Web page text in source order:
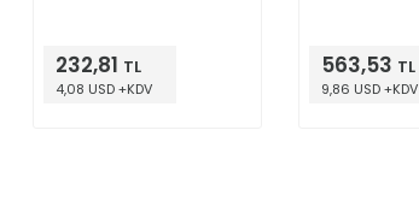
232,81 TL
4,08 USD +KDV
563,53 TL
9,86 USD +KDV